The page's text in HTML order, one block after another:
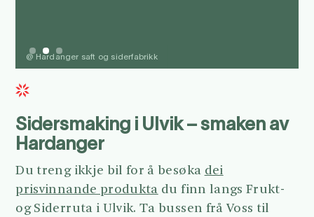
@ Hardanger saft og siderfabrikk
Sidersmaking i Ulvik – smaken av
Hardanger
Du treng ikkje bil for å besøka dei
prisvinnande produkta du finn langs Frukt-
og Siderruta i Ulvik. Ta bussen frå Voss til